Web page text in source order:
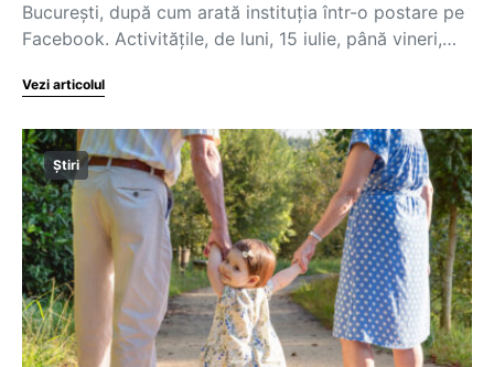
București, după cum arată instituția într-o postare pe
Facebook. Activitățile, de luni, 15 iulie, până vineri,…
Vezi articolul
Știri